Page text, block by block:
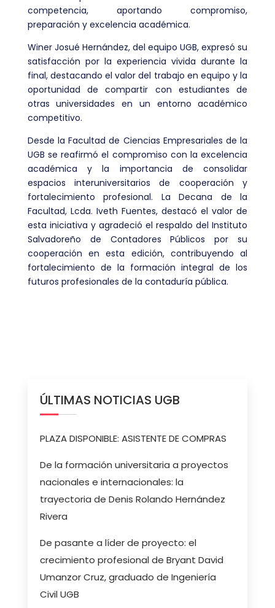
competencia, aportando compromiso,
preparación y excelencia académica.
Winer Josué Hernández, del equipo UGB, expresó su
satisfacción por la experiencia vivida durante la
final, destacando el valor del trabajo en equipo y la
oportunidad de compartir con estudiantes de
otras universidades en un entorno académico
competitivo.
Desde la Facultad de Ciencias Empresariales de la
UGB se reafirmó el compromiso con la excelencia
académica y la importancia de consolidar
espacios interuniversitarios de cooperación y
fortalecimiento profesional. La Decana de la
Facultad, Lcda. Iveth Fuentes, destacó el valor de
esta iniciativa y agradeció el respaldo del Instituto
Salvadoreño de Contadores Públicos por su
cooperación en esta edición, contribuyendo al
fortalecimiento de la formación integral de los
futuros profesionales de la contaduría pública.
ÚLTIMAS NOTICIAS UGB
PLAZA DISPONIBLE: ASISTENTE DE COMPRAS
De la formación universitaria a proyectos
nacionales e internacionales: la
trayectoria de Denis Rolando Hernández
Rivera
De pasante a líder de proyecto: el
crecimiento profesional de Bryant David
Umanzor Cruz, graduado de Ingeniería
Civil UGB